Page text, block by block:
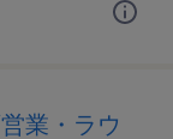
業・ラウ